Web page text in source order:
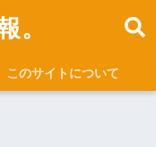
。
このサイトについて